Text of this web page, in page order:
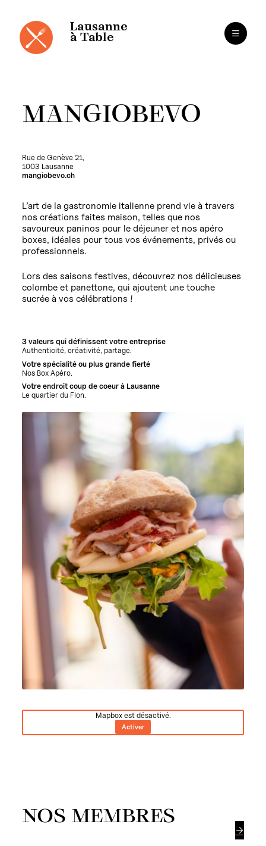
contenu
Lausanne
à Table
MANGIOBEVO
Rue de Genève 21,
1003 Lausanne
mangiobevo.ch
L’art de la gastronomie italienne prend vie à travers
nos créations faites maison, telles que nos
savoureux paninos pour le déjeuner et nos apéro
boxes, idéales pour tous vos événements, privés ou
professionnels.
Lors des saisons festives, découvrez nos délicieuses
colombe et panettone, qui ajoutent une touche
sucrée à vos célébrations !
3 valeurs qui définissent votre entreprise
Authenticité, créativité, partage.
Votre spécialité ou plus grande fierté
Nos Box Apéro.
Votre endroit coup de coeur à Lausanne
Le quartier du Flon.
Mapbox est désactivé.
Activer
NOS MEMBRES
